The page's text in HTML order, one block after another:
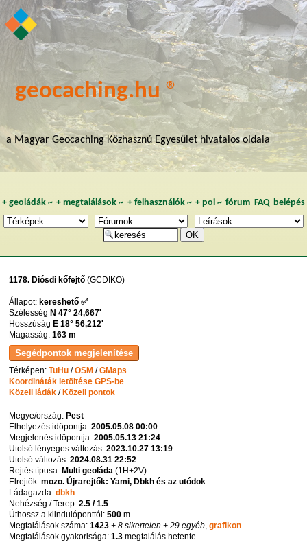
geocaching.hu ®
a Magyar Geocaching Közhasznú Egyesület hivatalos oldala
+ geoládák~ +megtalálások ~ + felhasználók~ + poi~ fórum FAQ belépés
1178. Diósdi kőfejtő (GCDIKO)
Állapot: kereshető ✅
Szélesség N 47° 24,667'
Hosszúság E 18° 56,212'
Magasság:163 m
Térképen:TuHu /OSM /GMaps
Koordináták letöltése GPS-be
Közeli ládák /Közeli pontok
Megye/ország:Pest
Elhelyezés időpontja:2005.05.08 00:00
Megjelenés időpontja:2005.05.13 21:24
Utolsó lényeges változás:2023.10.27 13:19
Utolsó változás:2024.08.31 22:52
Rejtés típusa:Multi geoláda (1H+2V)
Elrejtők:mozo. Újrarejtők: Yami, Dbkh és az utódok
Ládagazda:dbkh
Nehézség / Terep:2.5 / 1.5
Úthossz a kiindulóponttól:500 m
Megtalálások száma:1423 + 8 sikertelen + 29 egyéb ,grafikon
Megtalálások gyakorisága:1.3 megtalálás hetente